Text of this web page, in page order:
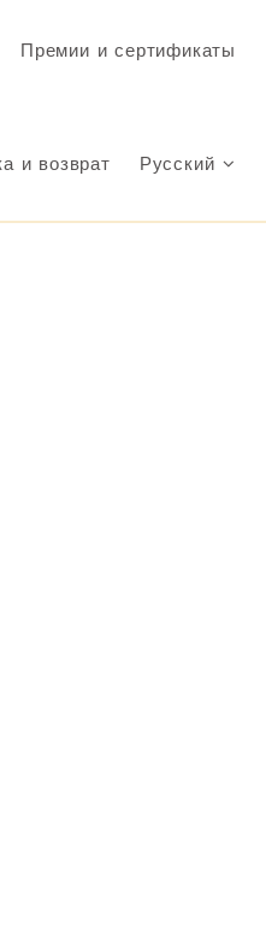
Премии и сертификаты
и возврат Русский